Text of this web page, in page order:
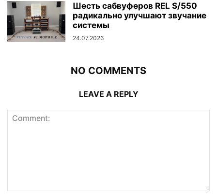
Шесть сабвуферов REL S/550
радикально улучшают звучание
системы
24.07.2026
NO COMMENTS
LEAVE A REPLY